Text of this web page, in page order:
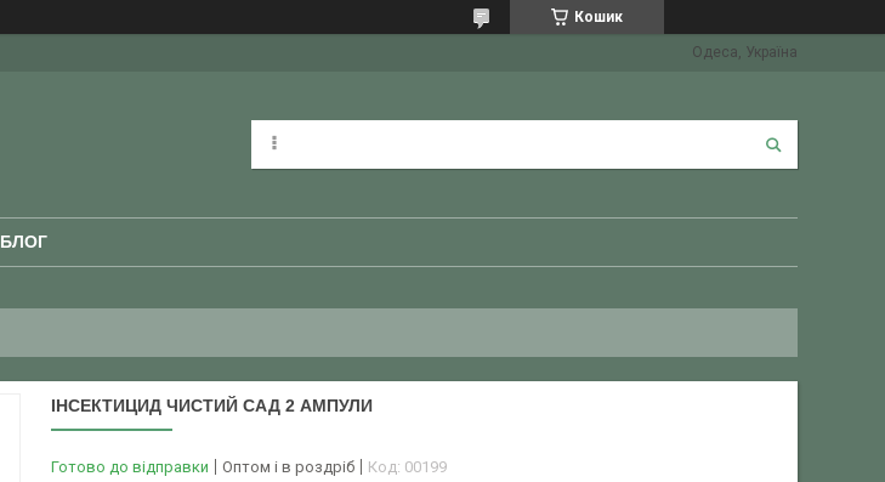
Кошик
Одеса, Україна
БЛОГ
ІНСЕКТИЦИД ЧИСТИЙ САД 2 АМПУЛИ
Готово до відправки Оптом і в роздріб Код: 00199